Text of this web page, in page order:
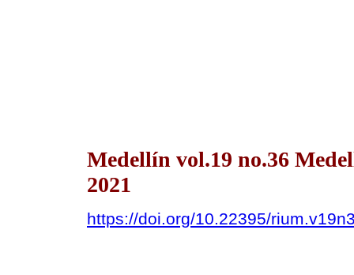
Medellín vol.19 no.36
2021
https://doi.org/10.22395/